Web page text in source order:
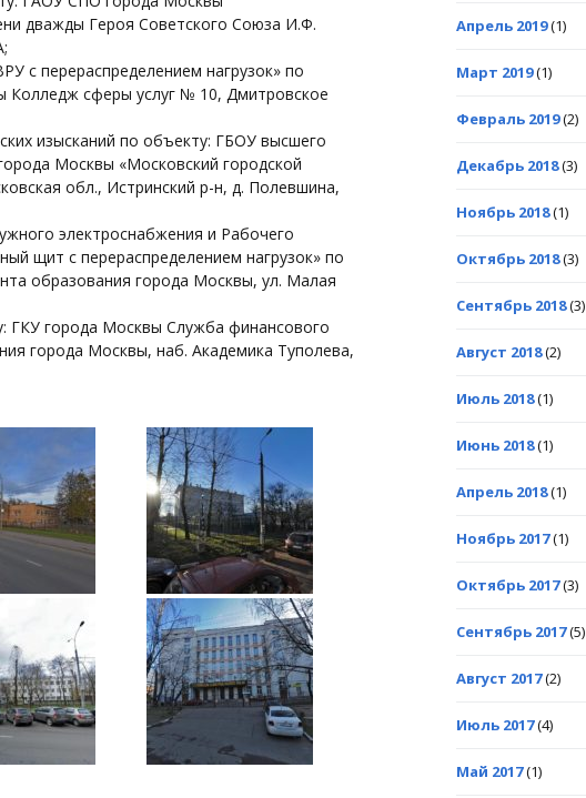
дважды Героя Советского Союза И.Ф.
с перераспределением нагрузок» по
сферы услуг № 10, Дмитровское
изысканий по объекту: ГБОУ высшего
Москвы «Московский городской
обл., Истринский р-н, д. Полевшина,
электроснабжения и Рабочего
щит с перераспределением нагрузок» по
образования города Москвы, ул. Малая
ГКУ города Москвы Служба финансового
города Москвы, наб. Академика Туполева,
Апрель 2019(1)
Март 2019(1)
Февраль 2019(2)
Декабрь 2018(3)
Ноябрь 2018(1)
Октябрь 2018(3)
Сентябрь 2018(3)
Август 2018(2)
Июль 2018(1)
Июнь 2018(1)
Апрель 2018(1)
Ноябрь 2017(1)
Октябрь 2017(3)
Сентябрь 2017(5)
Август 2017(2)
Июль 2017(4)
Май 2017(1)